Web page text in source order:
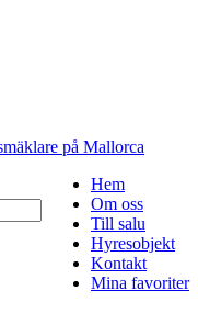
Hem
Om oss
Till salu
Hyresobjekt
Kontakt
Mina favoriter